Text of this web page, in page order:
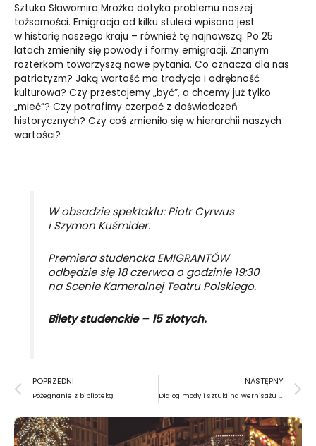
Sztuka Sławomira Mrożka dotyka problemu naszej
tożsamości. Emigracja od kilku stuleci wpisana jest
w historię naszego kraju – również tę najnowszą. Po 25
latach zmieniły się powody i formy emigracji. Znanym
rozterkom towarzyszą nowe pytania. Co oznacza dla nas
patriotyzm? Jaką wartość ma tradycja i odrębność
kulturowa? Czy przestajemy „być”, a chcemy już tylko
„mieć”? Czy potrafimy czerpać z doświadczeń
historycznych? Czy coś zmieniło się w hierarchii naszych
wartości?
W obsadzie spektaklu: Piotr Cyrwus
i Szymon Kuśmider.
Premiera studencka EMIGRANTÓW
odbędzie się 18 czerwca o godzinie 19:30
na Scenie Kameralnej Teatru Polskiego.
Bilety studenckie – 15 złotych.
Prev
POPRZEDNI
Pożegnanie z biblioteką
NASTĘPNY
Dialog mody i sztuki na wernisażu wystawy ,,Art Couture” Sylwii Dębickiej